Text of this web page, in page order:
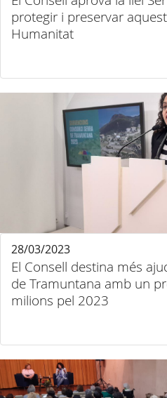
protegir i preservar
Humanitat
El Consell destina més
de Tramuntana amb un
milions pel 2023
28/03/2023